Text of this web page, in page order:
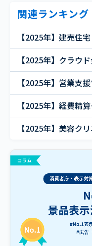
関連ランキング
【2025年】建売住
【2025年】クラウ
【2025年】営業支
【2025年】経費精
【2025年】美容ク